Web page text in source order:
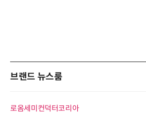
브랜드 뉴스룸
로옴세미컨덕터코리아